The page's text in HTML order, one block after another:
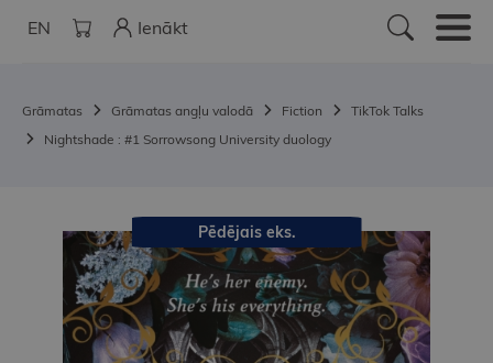
EN Ienākt
Grāmatas Grāmatas angļu valodā Fiction
TikTok Talks
Nightshade : #1 Sorrowsong University duology
Pēdējais eks.